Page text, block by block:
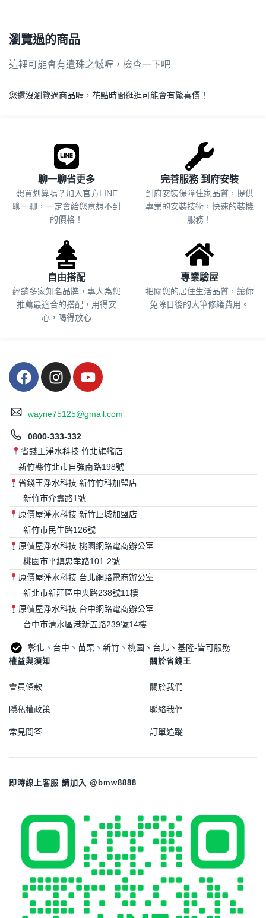
瀏覽過的商品
這裡可能會有遺珠之憾喔，檢查一下吧
您還沒瀏覽過商品喔，花點時間逛逛可能會有驚喜價！
聊一聊省更多
想買划算嗎？加入官方LINE
聊一聊，一定會給您意想不到
的價格！
完善服務 到府安裝
到府安裝保障住家品質，提供
專業的安裝技術，快速的裝機
服務！
自由搭配
經銷多家知名品牌，專人為您
推薦最適合的搭配，用得安
心，喝得放心
專業驗屋
把關您的居住生活品質， 讓你
免除日後的大筆修繕費用。
wayne75125@gmail.com
0800-333-332
省錢王淨水科技 竹北旗艦店
新竹縣竹北市自強南路198號
省錢王淨水科技 新竹竹科加盟店
新竹市介壽路1號
原價屋淨水科技 新竹巨城加盟店
新竹市民生路126號
原價屋淨水科技 桃園網路電商辦公室
桃園市平鎮忠孝路101-2號
原價屋淨水科技 台北網路電商辦公室
新北市新莊區中央路238號11樓
原價屋淨水科技 台中網路電商辦公室
台中市清水區港新五路239號14樓
彰化、台中、苗栗、新竹、桃園、台北、基隆-皆可服務
權益與須知
會員條款
隱私權政策
常見問答
關於省錢王
關於我們
聯絡我們
訂單追蹤
即時線上客服 請加入 @bmw8888